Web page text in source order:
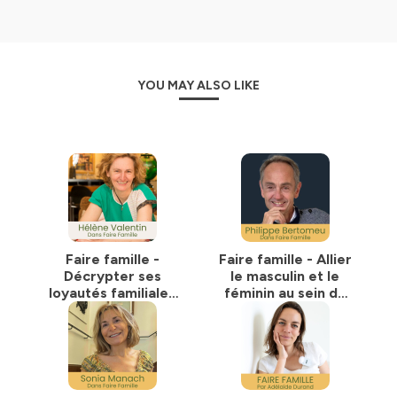
l'on vient pour savoir où l'on va.
dans nos vies !
Hébergé par Ausha. Visitez
ausha.co/politique-de-
confidentialitepour plus d'informations.
YOU MAY ALSO LIKE
Faire famille -
Décrypter ses
loyautés familiales
pour mieux vivre sa
famille avec Hélène
Valentin
Faire famille - Allier
le masculin et le
féminin au sein du
couple avec
Philippe Bertomeu